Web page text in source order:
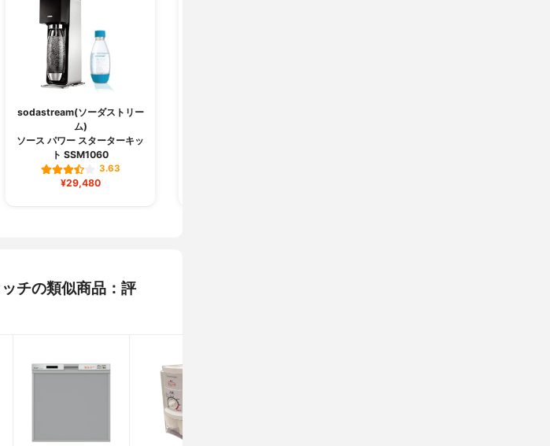
sodastream(ソーダストリー
ム)
ソース パワー スターターキッ
ト SSM1060
3.63
¥29,480
チの類似商品：評